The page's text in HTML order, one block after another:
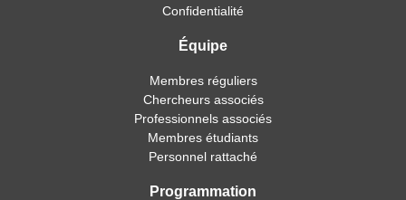
Confidentialité
Équipe
Membres réguliers
Chercheurs associés
Professionnels associés
Membres étudiants
Personnel rattaché
Programmation